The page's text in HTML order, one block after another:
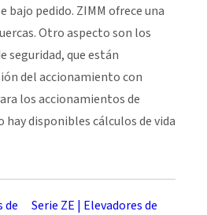
pedido. ZIMM ofrece una
Otro aspecto son los
seguridad, que están
del accionamiento con
los accionamientos de
disponibles cálculos de vida
de
Serie ZE | Elevadores de